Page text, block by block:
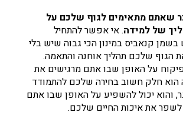
שאתם מתאימים לגוף שלכם על
של למידה. אי אפשר להתחיל
קנאביס במינון הכי גבוה שיש בלי
הגוף שלכם תהליך אוחנה והתאמה.
על האופן שבו אתם מרגישים את
חלק חשוב בחירה שלכם להתמודד
והוא יכול להשפיע על האופן שבו אתם
את איכות החיים שלכם.